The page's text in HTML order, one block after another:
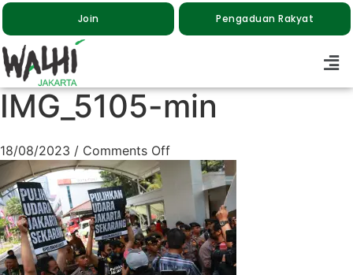
Join Pengaduan Rakyat
IMG_5105-min
18/08/2023 / Comments Off